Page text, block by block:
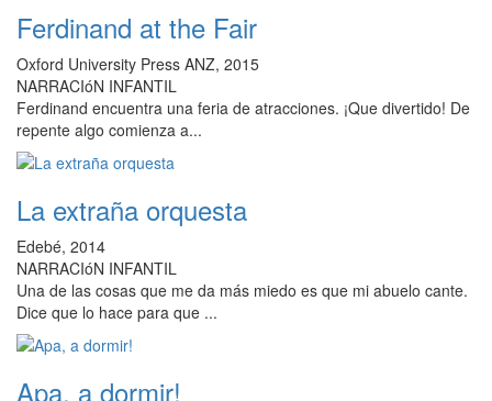
Ferdinand at the Fair
Oxford University Press ANZ, 2015
NARRACIóN INFANTIL
Ferdinand encuentra una feria de atracciones. ¡Que divertido! De
repente algo comienza a...
La extraña orquesta
Edebé, 2014
NARRACIóN INFANTIL
Una de las cosas que me da más miedo es que mi abuelo cante.
Dice que lo hace para que ...
Apa, a dormir!